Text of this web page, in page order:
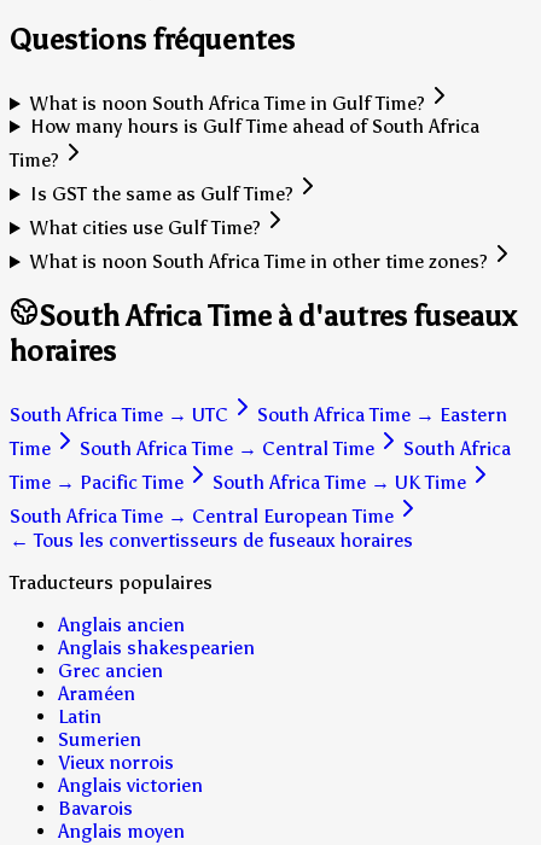
Questions fréquentes
What is noon South Africa Time in Gulf Time?
How many hours is Gulf Time ahead of South Africa
Time?
Is GST the same as Gulf Time?
What cities use Gulf Time?
What is noon South Africa Time in other time zones?
South Africa Time à d'autres fuseaux
horaires
South Africa Time → UTC South Africa Time → Eastern
Time
South Africa Time → Central Time
South Africa
Time → Pacific Time South Africa Time → UK Time
South Africa Time → Central European Time
← Tous les convertisseurs de fuseaux horaires
Traducteurs populaires
Anglais ancien
Anglais shakespearien
Grec ancien
Araméen
Latin
Sumerien
Vieux norrois
Anglais victorien
Bavarois
Anglais moyen